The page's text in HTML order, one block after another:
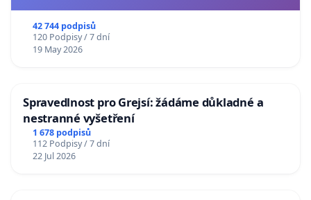
42 744 podpisů
120 Podpisy / 7 dní
19 May 2026
Spravedlnost pro Grejsí: žádáme důkladné a
nestranné vyšetření
1 678 podpisů
112 Podpisy / 7 dní
22 Jul 2026